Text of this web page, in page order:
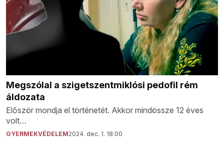
Megszólal a szigetszentmiklósi pedofil rém
áldozata
Először mondja el történetét. Akkor mindössze 12 éves
volt…
GYERMEKVÉDELEM2024. dec. 1. 18:00